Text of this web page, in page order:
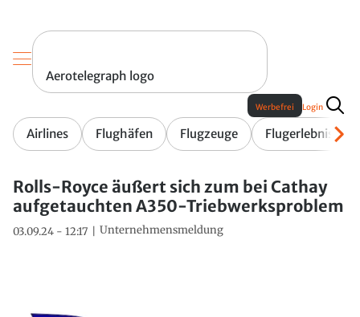
Aerotelegraph logo
Airlines Flughäfen Flugzeuge Flugerlebnis
Werbefrei Login
Rolls-Royce äußert sich zum bei Cathay
aufgetauchten A350-Triebwerksproblem
03.09.24 - 12:17 Unternehmensmeldung